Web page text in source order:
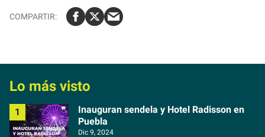
Lo más visto
Inauguran sendela y Hotel Radisson en
Puebla
Dic 9, 2024